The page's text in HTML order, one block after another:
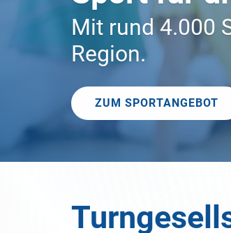
Wir bieten
Sport beginnt
ZUR SPORTSUCHE